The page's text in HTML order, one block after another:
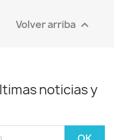
Volver arriba 
noticias y